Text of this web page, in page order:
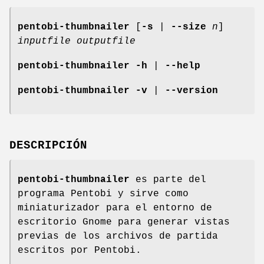
pentobi-thumbnailer -s --size n
inputfile
outputfile
pentobi-thumbnailer -h --help
pentobi-thumbnailer -v --version
DESCRIPCIÓN
pentobi-thumbnailer es parte del
programa Pentobi y sirve como
miniaturizador para el entorno de
escritorio Gnome para generar vistas
previas de los archivos de partida
escritos por Pentobi.